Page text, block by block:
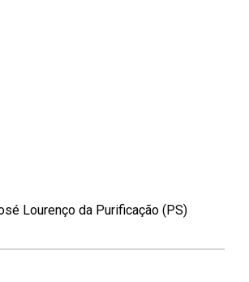
Lourenço da Purificação (PS)